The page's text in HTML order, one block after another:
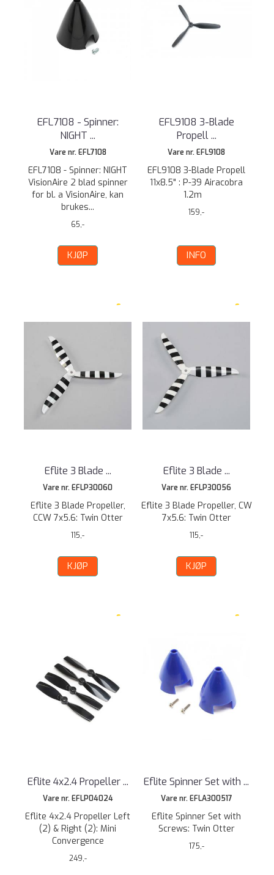
EFL7108 - Spinner:
NIGHT ...
Vare nr. EFL7108
EFL7108 - Spinner: NIGHT
VisionAire 2 blad spinner
for bl. a VisionAire, kan
brukes...
65,-
KJØP
EFL9108 3-Blade
Propell ...
Vare nr. EFL9108
EFL9108 3-Blade Propell
11x8.5" : P-39 Airacobra
1.2m
159,-
INFO
Eflite 3 Blade ...
Vare nr. EFLP30060
Eflite 3 Blade Propeller,
CCW 7x5.6: Twin Otter
115,-
KJØP
Eflite 3 Blade ...
Vare nr. EFLP30056
Eflite 3 Blade Propeller, CW
7x5.6: Twin Otter
115,-
KJØP
Eflite 4x2.4 Propeller ...
Vare nr. EFLP04024
Eflite 4x2.4 Propeller Left
(2) & Right (2): Mini
Convergence
249,-
Eflite Spinner Set with ...
Vare nr. EFLA300517
Eflite Spinner Set with
Screws: Twin Otter
175,-